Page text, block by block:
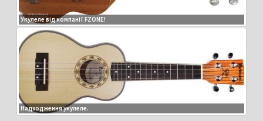
Укулеле від компанії FZONE!
Надходження укулеле.